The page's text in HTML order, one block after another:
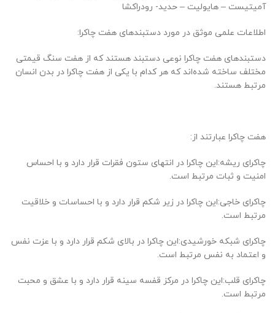
آمیتیست – هایولیت – حدید- رودراکشا
اطلاعات علمی موثق در مورد دستبندهای هفت چاکرا:
دستبندهای هفت چاکرا نوعی دستبند هستند که از هفت سنگ قیمتی
مختلف ساخته شده‌اند که هر کدام با یکی از هفت چاکرا در بدن انسان
مرتبط هستند.
هفت چاکرا عبارتند از:
چاکرای ریشه:این چاکرا در انتهای ستون فقرات قرار دارد و با احساس
امنیت و ثبات مرتبط است.
چاکرای خاجی:این چاکرا در زیر شکم قرار دارد و با احساسات و خلاقیت
مرتبط است.
چاکرای شبکه خورشیدی:این چاکرا در بالای شکم قرار دارد و با عزت نفس
و اعتماد به نفس مرتبط است.
چاکرای قلب:این چاکرا در مرکز قفسه سینه قرار دارد و با عشق و محبت
مرتبط است.